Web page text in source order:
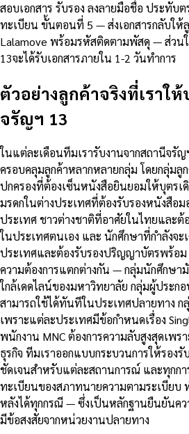
สอบเอกสาร รับรอง ลงลายมือชื่อ ประทับ
ทะเบียน ขั้นตอนที่ 5 — ส่งเอกสารกลับให้ลู
Lalamove พร้อมรหัสติดตามพัสดุ — ส่วน
13จะได้รับเอกสารภายใน 1-2 วันทำการ
ตัวอย่างลูกค้าจริงที่เราใ
จรัญฯ 13
ในแต่ละเดือนทีมเรารับงานจากสถานีจรัญ
ครอบคลุมลูกค้าหลากหลายกลุ่ม โดยกลุ่มลู
ปกครองที่ต้องเซ็นหนังสือยินยอมให้บุตรเ
มรดกในต่างประเทศที่ต้องรับรองหนังสือ
ประเทศ ชาวต่างชาติที่อาศัยในไทยและต้
ในประเทศตนเอง และ นักศึกษาที่กำลังจะ
ประเทศและต้องรับรองปริญญาบัตรพร้อ
ความต้องการแตกต่างกัน — กลุ่มนักศึกษามั
ใกล้เดดไลน์ของมหาวิทยาลัย กลุ่มผู้ประกอ
สามารถใช้ได้ทันทีในประเทศปลายทาง ก
เพราะแต่ละประเทศมีข้อกำหนดเรื่อง
พนักงาน MNC ต้องการความลับสูงสุดเพร
ธุรกิจ ทีมเราออกแบบกระบวนการให้รองรั
ชัดเจนสำหรับแต่ละสถานการณ์ และทุกก
ทะเบียนของสภาทนายความตามระเบียบ
หลังได้ทุกกรณี — ซึ่งเป็นหลักฐานยืนยันคว
มีข้อสงสัยจากหน่วยงานปลายทาง